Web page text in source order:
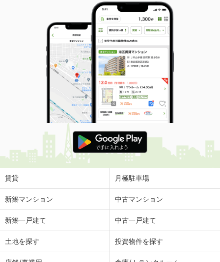
賃貸 月極駐車場
新築マンション 中古マンション
新築一戸建て 中古一戸建て
土地を探す 投資物件を探す